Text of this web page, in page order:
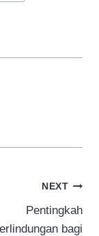
NEXT
Pentingkah
bagi